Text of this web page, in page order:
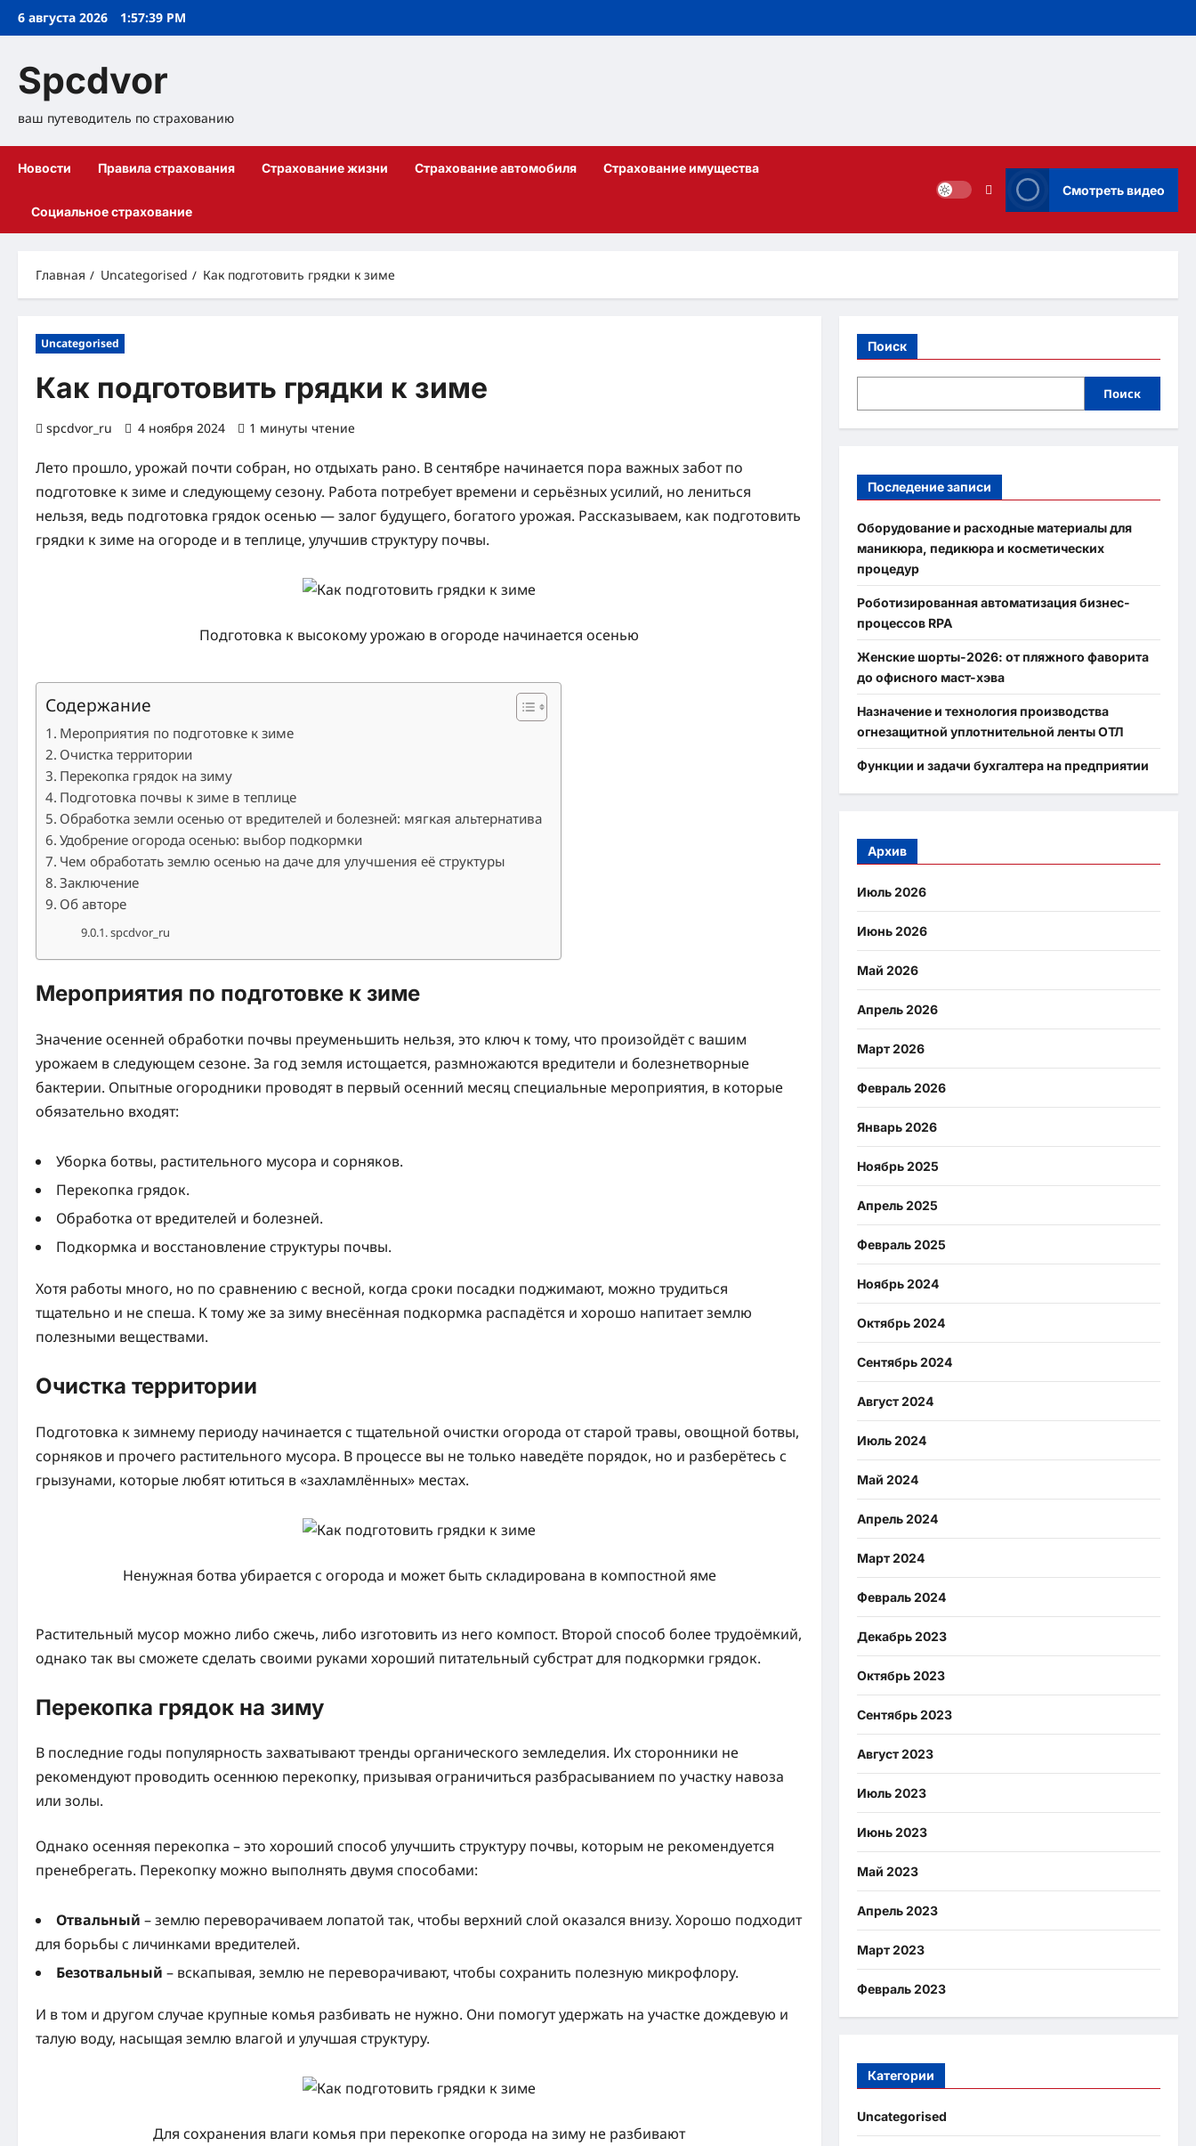
Перейти
6 августа 2026 1:57:40 PM
Spcdvor
ваш путеводитель по страхованию
Новости Правила страхования Страхование жизни Страхование автомобиля Страхование имущества
Социальное страхование
Смотреть видео
Главная Uncategorised Как подготовить грядки к зиме
Uncategorised
Как подготовить грядки к зиме
spcdvor_ru 4 ноября 2024 1 минуты чтение
Лето прошло, урожай почти собран, но отдыхать рано. В сентябре начинается пора важных забот по
подготовке к зиме и следующему сезону. Работа потребует времени и серьёзных усилий, но лениться
нельзя, ведь подготовка грядок осенью — залог будущего, богатого урожая. Рассказываем, как подготовить
грядки к зиме на огороде и в теплице, улучшив структуру почвы.
Подготовка к высокому урожаю в огороде начинается осенью
Содержание
Мероприятия по подготовке к зиме
Очистка территории
Перекопка грядок на зиму
Подготовка почвы к зиме в теплице
Обработка земли осенью от вредителей и болезней: мягкая альтернатива
Удобрение огорода осенью: выбор подкормки
Чем обработать землю осенью на даче для улучшения её структуры
Заключение
Об авторе
spcdvor_ru
Мероприятия по подготовке к зиме
Значение осенней обработки почвы преуменьшить нельзя, это ключ к тому, что произойдёт с вашим
урожаем в следующем сезоне. За год земля истощается, размножаются вредители и болезнетворные
бактерии. Опытные огородники проводят в первый осенний месяц специальные мероприятия, в которые
обязательно входят:
Уборка ботвы, растительного мусора и сорняков.
Перекопка грядок.
Обработка от вредителей и болезней.
Подкормка и восстановление структуры почвы.
Хотя работы много, но по сравнению с весной, когда сроки посадки поджимают, можно трудиться
тщательно и не спеша. К тому же за зиму внесённая подкормка распадётся и хорошо напитает землю
полезными веществами.
Очистка территории
Подготовка к зимнему периоду начинается с тщательной очистки огорода от старой травы, овощной ботвы,
сорняков и прочего растительного мусора. В процессе вы не только наведёте порядок, но и разберётесь с
грызунами, которые любят ютиться в «захламлённых» местах.
Ненужная ботва убирается с огорода и может быть складирована в компостной яме
Растительный мусор можно либо сжечь, либо изготовить из него компост. Второй способ более трудоёмкий,
однако так вы сможете сделать своими руками хороший питательный субстрат для подкормки грядок.
Перекопка грядок на зиму
В последние годы популярность захватывают тренды органического земледелия. Их сторонники не
рекомендуют проводить осеннюю перекопку, призывая ограничиться разбрасыванием по участку навоза
или золы.
Однако осенняя перекопка – это хороший способ улучшить структуру почвы, которым не рекомендуется
пренебрегать. Перекопку можно выполнять двумя способами:
Отвальный – землю переворачиваем лопатой так, чтобы верхний слой оказался внизу. Хорошо подходит
для борьбы с личинками вредителей.
Безотвальный – вскапывая, землю не переворачивают, чтобы сохранить полезную микрофлору.
И в том и другом случае крупные комья разбивать не нужно. Они помогут удержать на участке дождевую и
талую воду, насыщая землю влагой и улучшая структуру.
Для сохранения влаги комья при перекопке огорода на зиму не разбивают
Поиск
Поиск
Последение записи
Оборудование и расходные материалы для
маникюра, педикюра и косметических
процедур
Роботизированная автоматизация бизнес-
процессов RPA
Женские шорты-2026: от пляжного фаворита
до офисного маст-хэва
Назначение и технология производства
огнезащитной уплотнительной ленты ОТЛ
Функции и задачи бухгалтера на предприятии
Архив
Июль 2026
Июнь 2026
Май 2026
Апрель 2026
Март 2026
Февраль 2026
Январь 2026
Ноябрь 2025
Апрель 2025
Февраль 2025
Ноябрь 2024
Октябрь 2024
Сентябрь 2024
Август 2024
Июль 2024
Май 2024
Апрель 2024
Март 2024
Февраль 2024
Декабрь 2023
Октябрь 2023
Сентябрь 2023
Август 2023
Июль 2023
Июнь 2023
Май 2023
Апрель 2023
Март 2023
Февраль 2023
Категории
Uncategorised